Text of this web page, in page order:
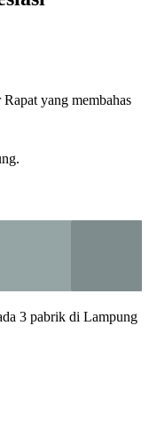
yang membahas
3 pabrik di Lampung